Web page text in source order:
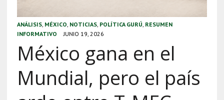
ANÁLISIS, MÉXICO NOTICIAS, POLÍTICA GURÚ RESUMEN
INFORMATIVO
JUNIO 19, 2026
México gana en el
Mundial, pero el país